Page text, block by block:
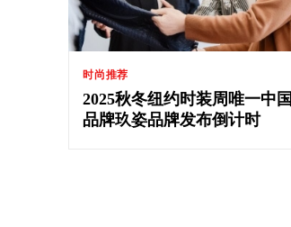
时尚推荐
2025秋冬纽约时装周唯一中国
品牌玖姿品牌发布倒计时